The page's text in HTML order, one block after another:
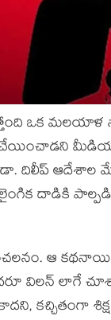
ఒక మ‌లయాళ
దిలీప్
లైంగిక దాడికి
ఆ
విల‌న్ లాగే
క‌చ్చితంగా